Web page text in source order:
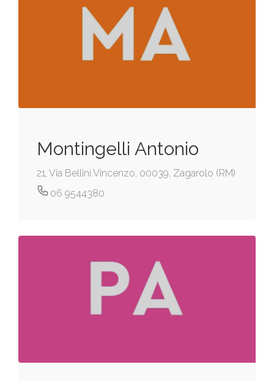
Montingelli Antonio
21, Via Bellini Vincenzo, 00039, Zagarolo (RM)
06 9544380